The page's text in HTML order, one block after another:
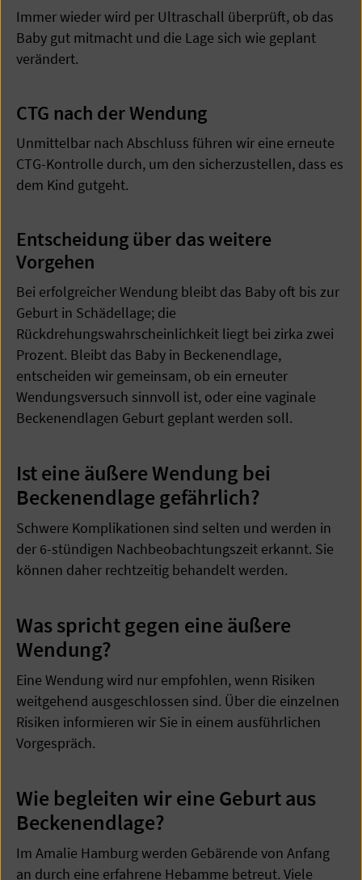
Immer wieder wird per Ultraschall überprüft, ob das
Baby gut mitmacht und die Lage sich wie geplant
verändert.
CTG nach der Wendung
Unmittelbar nach Abschluss führen wir eine erneute
CTG-Kontrolle durch, um den sicherzustellen, dass es
dem Kind gutgeht.
Entscheidung über das weitere
Vorgehen
Bei erfolgreicher Wendung bleibt das Baby oft bis zur
Geburt in Schädellage; die
Rückdrehungswahrscheinlichkeit liegt bei zirka zwei
Prozent. Bleibt das Baby in Beckenendlage,
entscheiden wir gemeinsam, ob ein erneuter
Wendungsversuch sinnvoll ist, oder eine vaginale
Beckenendlagen Geburt geplant werden soll.
Ist eine äußere Wendung bei
Beckenendlage gefährlich?
Schwere Komplikationen sind selten und werden in
der 6-stündigen Nachbeobachtungszeit erkannt. Sie
können daher rechtzeitig behandelt werden.
Was spricht gegen eine äußere
Wendung?
Eine Wendung wird nur empfohlen, wenn Risiken
weitgehend ausgeschlossen sind. Über die einzelnen
Risiken informieren wir Sie in einem ausführlichen
Vorgespräch.
Wie begleiten wir eine Geburt aus
Beckenendlage?
Im Amalie Hamburg werden Gebärende von Anfang
an durch eine erfahrene Hebamme betreut. Viele